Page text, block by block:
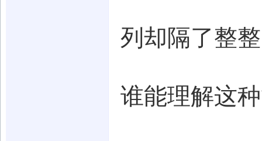
列却隔了整
谁能理解这